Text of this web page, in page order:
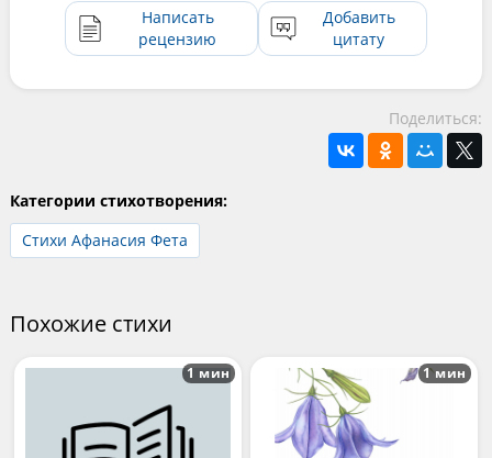
Написать
рецензию
Добавить
цитату
Поделиться:
Категории стихотворения:
Стихи Афанасия Фета
Похожие стихи
1 мин 1 мин